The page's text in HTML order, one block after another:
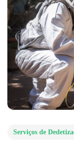
Serviços de